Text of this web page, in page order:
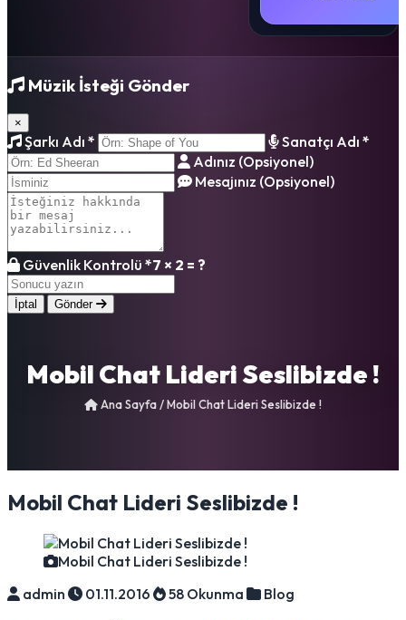
Müzik İsteği Gönder
×
Şarkı Adı * Sanatçı Adı *
Adınız (Opsiyonel)
Mesajınız (Opsiyonel)
Güvenlik Kontrolü *7 × 2 = ?
İptal Gönder
Mobil Chat Lideri Seslibizde !
Ana Sayfa /Mobil Chat Lideri Seslibizde !
Mobil Chat Lideri Seslibizde !
Mobil Chat Lideri Seslibizde !
admin
01.11.2016 58 Okunma Blog